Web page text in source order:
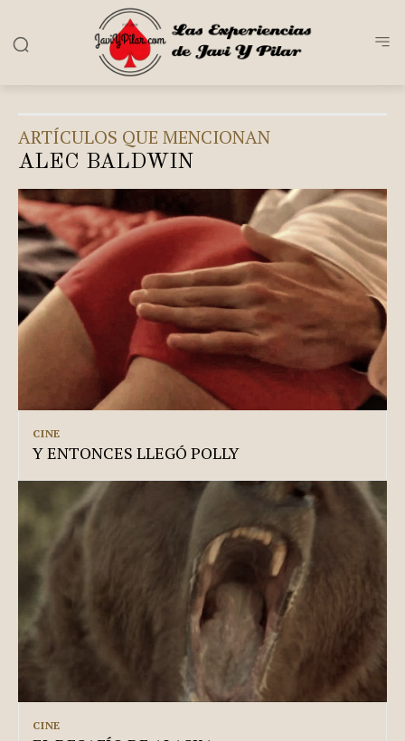
ARTÍCULOS QUE MENCIONAN
ALEC BALDWIN
CINE
Y ENTONCES LLEGÓ POLLY
CINE